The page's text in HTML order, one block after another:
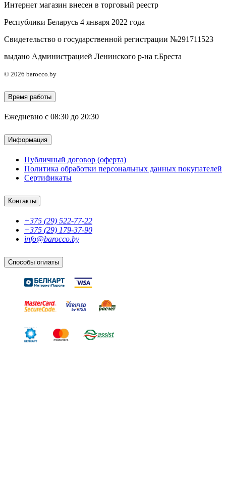
Интернет магазин внесен в торговый реестр
Республики Беларусь 4 января 2022 года
Свидетельство о государственной регистрации №291711523
выдано Администрацией Ленинского р-на г.Бреста
© 2026 barocco.by
Время работы
Ежедневно с 08:30 до 20:30
Информация
Публичный договор (оферта)
Политика обработки персональных данных покупателей
Сертификаты
Контакты
+375 (29) 522-77-22
+375 (29) 179-37-90
info@barocco.by
Способы оплаты